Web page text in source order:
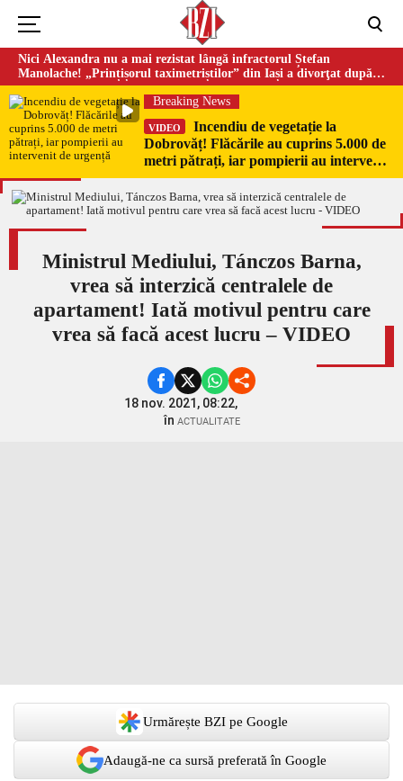
Nici Alexandra nu a mai rezistat lângă infractorul Ștefan
Manolache! „Prințișorul taximetriștilor” din Iași a divorţat după
doi ani de căsnicie
Breaking News
VIDEO
Incendiu de vegetație la
Dobrovăț! Flăcările au cuprins 5.000 de
metri pătrați, iar pompierii au intervenit
de urgență
Ministrul Mediului, Tánczos Barna,
vrea să interzică centralele de
apartament! Iată motivul pentru care
vrea să facă acest lucru – VIDEO
18 nov. 2021, 08:22,
în ACTUALITATE
Urmărește BZI pe Google
Adaugă-ne ca sursă preferată în Google